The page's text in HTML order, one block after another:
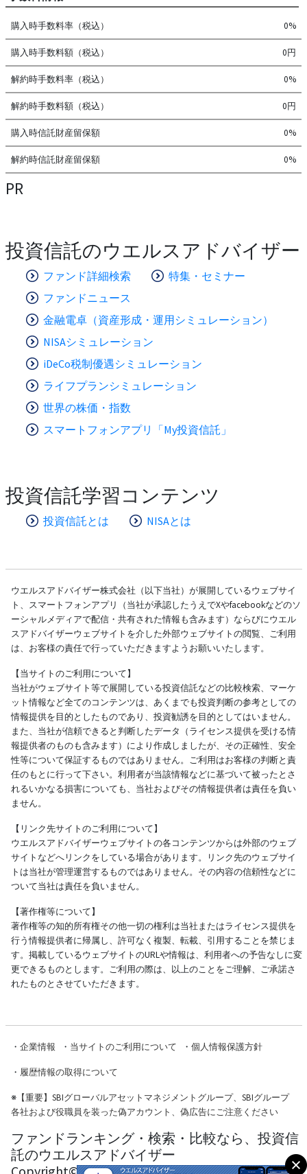
購入時手数料率（税込） 0%
購入時手数料額（税込） 0円
解約時手数料率（税込） 0%
解約時手数料額（税込） 0円
購入時信託財産留保額 0%
解約時信託財産留保額 0%
PR
投資信託のウエルスアドバイザー
ファンド詳細検索
特集・セミナー
ファンドニュース
金融電卓（資産形成・運用シミュレーション）
NISAシミュレーション
iDeCo税制優遇シミュレーション
ライフプランシミュレーション
世界の株価・指数
スマートフォンアプリ「My投資信託」
投資信託学習コンテンツ
投資信託とは NISAとは
ウエルスアドバイザー株式会社（以下当社）が展開しているウェブサイ
ト、スマートフォンアプリ（当社が承認したうえでXやfacebookなどのソ
ーシャルメディアで配信・共有された情報も含みます）ならびにウエル
スアドバイザーウェブサイトを介した外部ウェブサイトの閲覧、ご利用
は、お客様の責任で行っていただきますようお願いいたします。
【当サイトのご利用について】
当社がウェブサイト等で展開している投資信託などの比較検索、マーケ
ット情報など全てのコンテンツは、あくまでも投資判断の参考としての
情報提供を目的としたものであり、投資勧誘を目的としてはいません。
また、当社が信頼できると判断したデータ（ライセンス提供を受ける情
報提供者のものも含みます）により作成しましたが、その正確性、安全
性等について保証するものではありません。ご利用はお客様の判断と責
任のもとに行って下さい。利用者が当該情報などに基づいて被ったとさ
れるいかなる損害についても、当社およびその情報提供者は責任を負い
ません。
【リンク先サイトのご利用について】
ウエルスアドバイザーウェブサイトの各コンテンツからは外部のウェブ
サイトなどへリンクをしている場合があります。リンク先のウェブサイ
トは当社が管理運営するものではありません。その内容の信頼性などに
ついて当社は責任を負いません。
【著作権等について】
著作権等の知的所有権その他一切の権利は当社またはライセンス提供を
行う情報提供者に帰属し、許可なく複製、転載、引用することを禁じま
す。掲載しているウェブサイトのURLや情報は、利用者への予告なしに変
更できるものとします。ご利用の際は、以上のことをご理解、ご承諾さ
れたものとさせていただきます。
・ 企業情報 ・ 当サイトのご利用について ・ 個人情報保護方針
・ 履歴情報の取得について
※【重要】SBIグローバルアセットマネジメントグループ、SBIグループ
各社および役職員を装った偽アカウント、偽広告にご注意ください
ファンドランキング・検索・比較なら、投資信
託のウエルスアドバイザー